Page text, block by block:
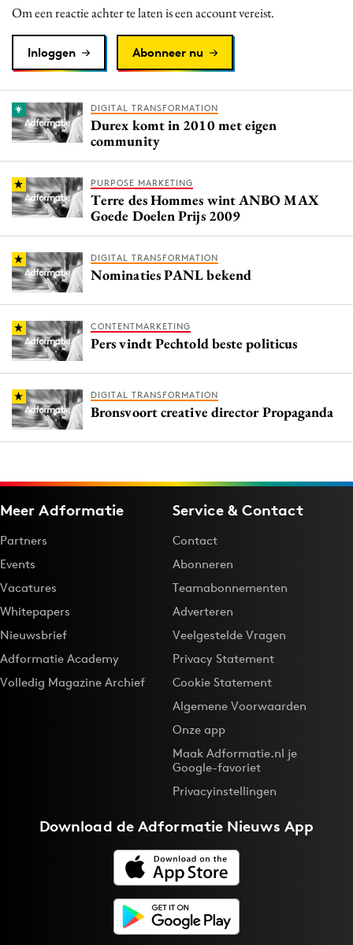
Om een reactie achter te laten is een account vereist.
Inloggen Abonneer nu
DIGITAL TRANSFORMATION
Durex komt in 2010 met eigen
community
PURPOSE MARKETING
Terre des Hommes wint ANBO MAX
Goede Doelen Prijs 2009
DIGITAL TRANSFORMATION
Nominaties PANL bekend
CONTENTMARKETING
Pers vindt Pechtold beste politicus
DIGITAL TRANSFORMATION
Bronsvoort creative director Propaganda
Meer Adformatie
Partners
Events
Vacatures
Whitepapers
Nieuwsbrief
Adformatie Academy
Volledig Magazine Archief
Service & Contact
Contact
Abonneren
Teamabonnementen
Adverteren
Veelgestelde Vragen
Privacy Statement
Cookie Statement
Algemene Voorwaarden
Onze app
Maak Adformatie.nl je
Google-favoriet
Privacyinstellingen
Download deAdformatie Nieuws App